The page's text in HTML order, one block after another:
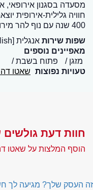
מסעדה בסגנון אירופאי,
חוויה גלילית-אירופית
400 שנה עם נוף להר מירון. ניתן לישון במקום.
שפות שירות אנגלית [English], עברית [Hebrew]
מאפיינים נוספים
מזגן
פתוח בשבת
טעויות נפוצות שאטו דה
חוות דעת
הוסף המלצות על שאטו
זה העסק שלך? מגיעה לך